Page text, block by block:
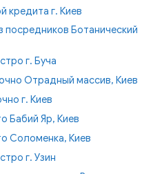
кредита г. Киев
посредников Ботанический
г. Буча
Отрадный массив, Киев
г. Киев
Бабий Яр, Киев
Соломенка, Киев
г. Узин